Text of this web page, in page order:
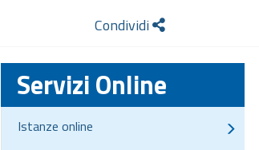
Condividi
Servizi Online
Istanze online